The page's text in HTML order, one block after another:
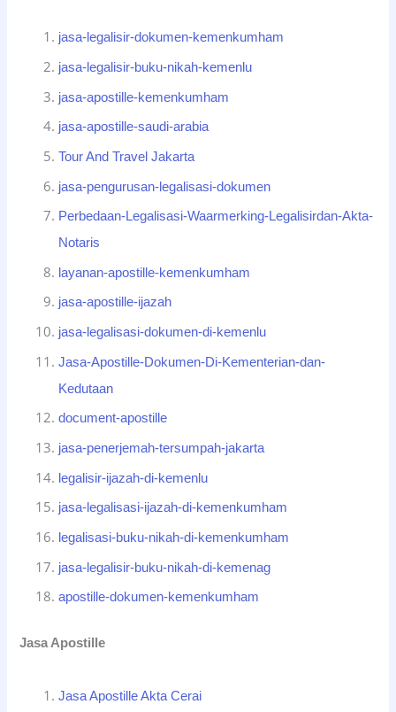
jasa-legalisir-dokumen-kemenkumham
jasa-legalisir-buku-nikah-kemenlu
jasa-apostille-kemenkumham
jasa-apostille-saudi-arabia
Tour And Travel Jakarta
jasa-pengurusan-legalisasi-dokumen
Perbedaan-Legalisasi-Waarmerking-Legalisirdan-Akta-
Notaris
layanan-apostille-kemenkumham
jasa-apostille-ijazah
jasa-legalisasi-dokumen-di-kemenlu
Jasa-Apostille-Dokumen-Di-Kementerian-dan-
Kedutaan
document-apostille
jasa-penerjemah-tersumpah-jakarta
legalisir-ijazah-di-kemenlu
jasa-legalisasi-ijazah-di-kemenkumham
legalisasi-buku-nikah-di-kemenkumham
jasa-legalisir-buku-nikah-di-kemenag
apostille-dokumen-kemenkumham
Jasa Apostille
Jasa Apostille Akta Cerai